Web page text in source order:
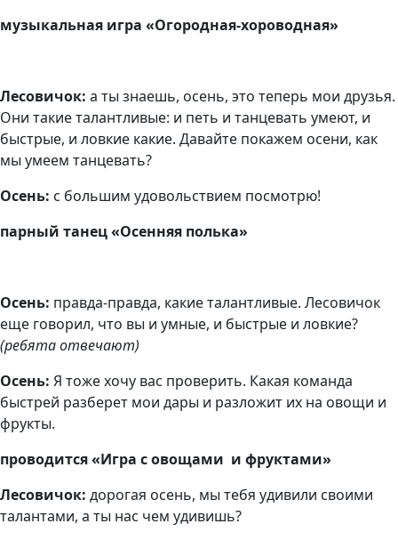
музыкальная игра «Огородная-хороводная»
Лесовичок: а ты знаешь, осень, это теперь мои друзья.
Они такие талантливые: и петь и танцевать умеют, и
быстрые, и ловкие какие. Давайте покажем осени, как
мы умеем танцевать?
Осень: с большим удовольствием посмотрю!
парный танец «Осенняя полька»
Осень: правда-правда, какие талантливые. Лесовичок
еще говорил, что вы и умные, и быстрые и ловкие?
(ребята отвечают)
Осень: Я тоже хочу вас проверить. Какая команда
быстрей разберет мои дары и разложит их на овощи и
фрукты.
проводится «Игра с овощами и фруктами»
Лесовичок: дорогая осень, мы тебя удивили своими
талантами, а ты нас чем удивишь?